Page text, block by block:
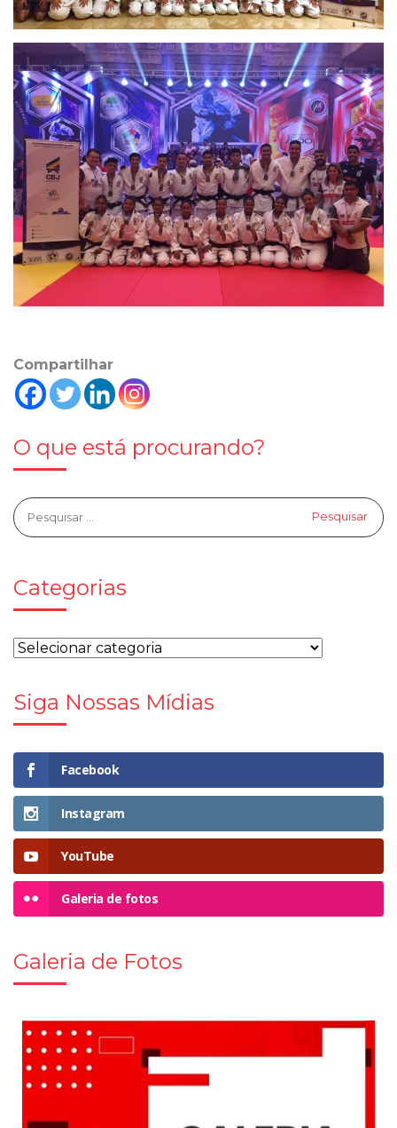
Compartilhar
O que está procurando?
Categorias
Siga Nossas Mídias
Facebook
Instagram
YouTube
Galeria de fotos
Galeria de Fotos